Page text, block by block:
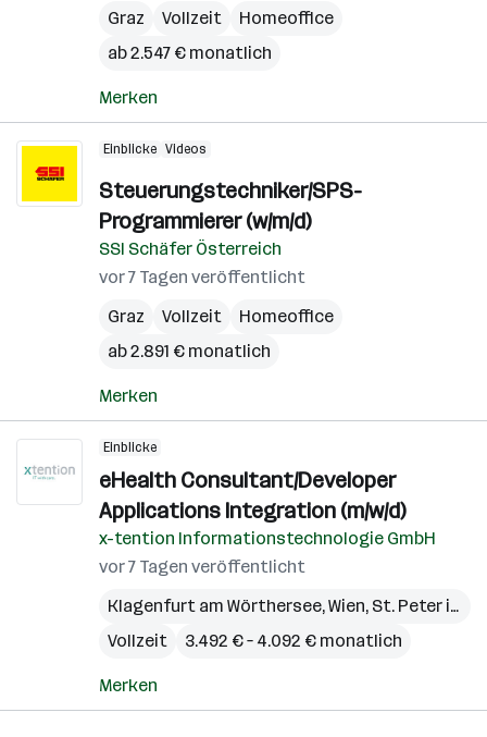
Graz
Vollzeit
Homeoffice
ab 2.547 € monatlich
Merken
Einblicke Videos
Steuerungstechniker/SPS-
Programmierer (w/m/d)
SSI Schäfer Österreich
vor 7 Tagen veröffentlicht
Graz
Vollzeit
Homeoffice
ab 2.891 € monatlich
Merken
Einblicke
eHealth Consultant/Developer
Applications Integration (m/w/d)
x-tention Informationstechnologie GmbH
vor 7 Tagen veröffentlicht
Klagenfurt am Wörthersee,Wien, St. Peter in der Au
Vollzeit
3.492 € – 4.092 € monatlich
Merken